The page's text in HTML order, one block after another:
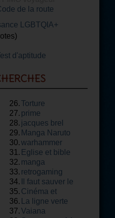
de la route
LGBTQIA+
d'aptitude
26.Torture
27. prime
28. jacques brel
29. Manga Naruto
30.warhammer
31. Eglise et bible
32. manga
33. retrogaming
34.
Il faut sauver le
soldat rayan
35. Cinéma et
théâtre
36.
La ligne verte
37.Vaiana